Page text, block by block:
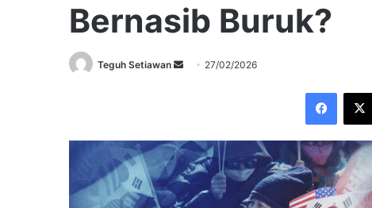
Bernasib Buruk?
Teguh Setiawan
Send 27/02/2026